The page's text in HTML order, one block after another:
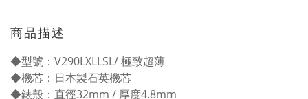
商品描述
◆型號：V290LXLLSL/ 極致超薄
◆機芯：日本製石英機芯
◆錶殼：直徑32mm / 厚度4.8mm